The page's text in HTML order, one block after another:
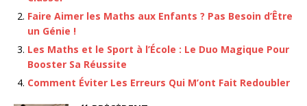
Faire Aimer les Maths aux Enfants ? Pas Besoin d’Être
un Génie !
Les Maths et le Sport à l’École : Le Duo Magique Pour
Booster Sa Réussite
Comment Éviter Les Erreurs Qui M’ont Fait Redoubler